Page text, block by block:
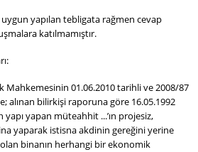
yapılan tebligata rağmen cevap
katılmamıştır.
Mahkemesinin 01.06.2010 tarihli ve 2008/87
alınan bilirkişi raporuna göre 16.05.1992
yapan müteahhit ...’ın projesiz,
yaparak istisna akdinin gereğini yerine
binanın herhangi bir ekonomik